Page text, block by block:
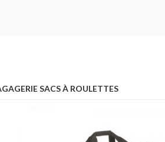
SACS À ROULETTES